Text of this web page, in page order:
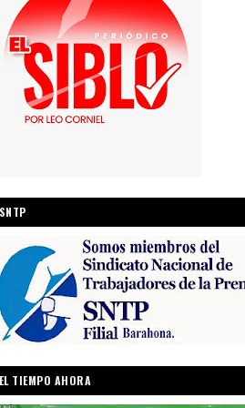
TIEMPO AHORA